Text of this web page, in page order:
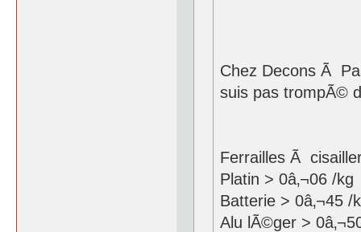
Chez Decons Ã
suis pas trompÃ©
Ferrailles Ã
Platin > 0â‚¬06 /
Batterie > 0â‚¬45
Alu lÃ©ger >